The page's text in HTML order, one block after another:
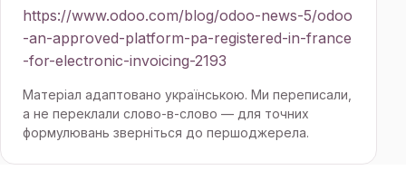
https://www.odoo.com/blog/odoo-news-5/odoo
-an-approved-platform-pa-registered-in-france
-for-electronic-invoicing-2193
Матеріал адаптовано українською. Ми переписали,
а не переклали слово-в-слово — для точних
формулювань зверніться до першоджерела.